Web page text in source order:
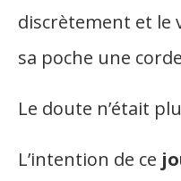
discrètement et le
sa poche une
Le doute n’était
L’intention de ce